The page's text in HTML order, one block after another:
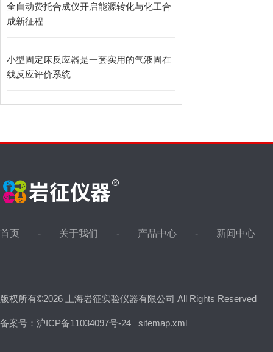
全自动费托合成仪开启能源转化与化工合
成新征程
小型固定床反应器是一套实用的气液固在
线反应评价系统
首页 关于我们 产品中心 新闻中心
版权所有©2026 上海岩征实验仪器有限公司 All Rights Reserved
备案号：沪ICP备11034097号-24 sitemap.xml